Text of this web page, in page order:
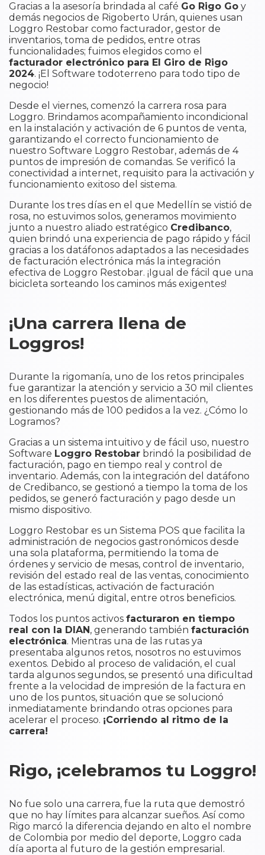
Gracias a la asesoría brindada al café Go Rigo Go y
demás negocios de Rigoberto Urán, quienes usan
Loggro Restobar como facturador, gestor de
inventarios, toma de pedidos, entre otras
funcionalidades; fuimos elegidos como el
facturador electrónico para El Giro de Rigo
2024. ¡El Software todoterreno para todo tipo de
negocio!
Desde el viernes, comenzó la carrera rosa para
Loggro. Brindamos acompañamiento incondicional
en la instalación y activación de 6 puntos de venta,
garantizando el correcto funcionamiento de
nuestro Software Loggro Restobar, además de 4
puntos de impresión de comandas. Se verificó la
conectividad a internet, requisito para la activación y
funcionamiento exitoso del sistema.
Durante los tres días en el que Medellín se vistió de
rosa, no estuvimos solos, generamos movimiento
junto a nuestro aliado estratégico Credibanco,
quien brindó una experiencia de pago rápido y fácil
gracias a los datáfonos adaptados a las necesidades
de facturación electrónica más la integración
efectiva de Loggro Restobar. ¡Igual de fácil que una
bicicleta sorteando los caminos más exigentes!
¡Una carrera llena de
Loggros!
Durante la rigomanía, uno de los retos principales
fue garantizar la atención y servicio a 30 mil clientes
en los diferentes puestos de alimentación,
gestionando más de 100 pedidos a la vez. ¿Cómo lo
Logramos?
Gracias a un sistema intuitivo y de fácil uso, nuestro
Software Loggro Restobar brindó la posibilidad de
facturación, pago en tiempo real y control de
inventario. Además, con la integración del datáfono
de Credibanco, se gestionó a tiempo la toma de los
pedidos, se generó facturación y pago desde un
mismo dispositivo.
Loggro Restobar es un Sistema POS que facilita la
administración de negocios gastronómicos desde
una sola plataforma, permitiendo la toma de
órdenes y servicio de mesas, control de inventario,
revisión del estado real de las ventas, conocimiento
de las estadísticas, activación de facturación
electrónica, menú digital, entre otros beneficios.
Todos los puntos activos facturaron en tiempo
real con la DIAN, generando también facturación
electrónica. Mientras una de las rutas ya
presentaba algunos retos, nosotros no estuvimos
exentos. Debido al proceso de validación, el cual
tarda algunos segundos, se presentó una dificultad
frente a la velocidad de impresión de la factura en
uno de los puntos, situación que se solucionó
inmediatamente brindando otras opciones para
acelerar el proceso. ¡Corriendo al ritmo de la
carrera!
Rigo, ¡celebramos tu Loggro!
No fue solo una carrera, fue la ruta que demostró
que no hay límites para alcanzar sueños. Así como
Rigo marcó la diferencia dejando en alto el nombre
de Colombia por medio del deporte, Loggro cada
día aporta al futuro de la gestión empresarial.